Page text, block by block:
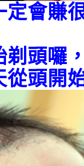
定會賺
剃頭囉
從頭開